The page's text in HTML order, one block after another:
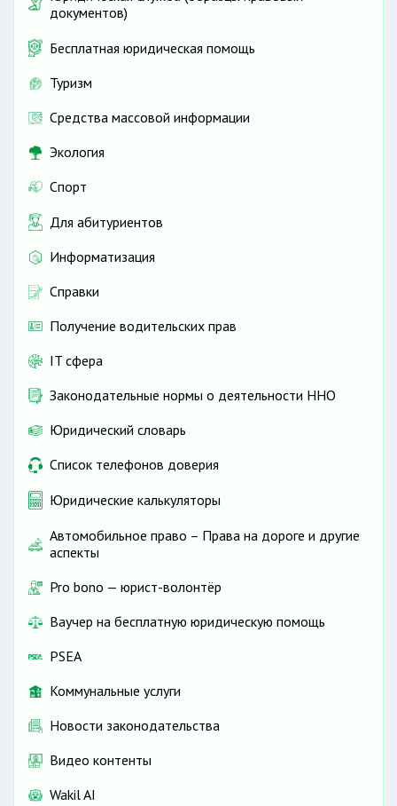
документов)
Бесплатная юридическая помощь
Туризм
Средства массовой информации
Экология
Спорт
Для абитуриентов
Информатизация
Справки
Получение водительских прав
IT сфера
Законодательные нормы о деятельности ННО
Юридический словарь
Список телефонов доверия
Юридические калькуляторы
Автомобильное право – Права на дороге и другие
аспекты
Pro bono — юрист-волонтёр
Ваучер на бесплатную юридическую помощь
PSEA
Коммунальные услуги
Новости законодательства
Видео контенты
Wakil AI